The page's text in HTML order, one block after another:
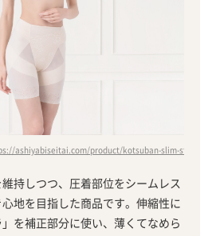
ashiyabiseitai.com/product/kotsuban-slim-style-
持しつつ、圧着部位をシームレス
地を目指した商品です。伸縮性に
を補正部分に使い、薄くてなめら